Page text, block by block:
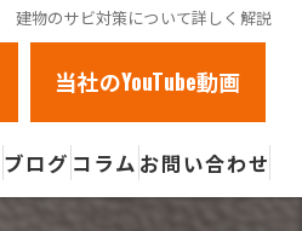
建物のサビ対策について詳しく解説
当社のYouTube動画
ブログ コラム お問い合わせ